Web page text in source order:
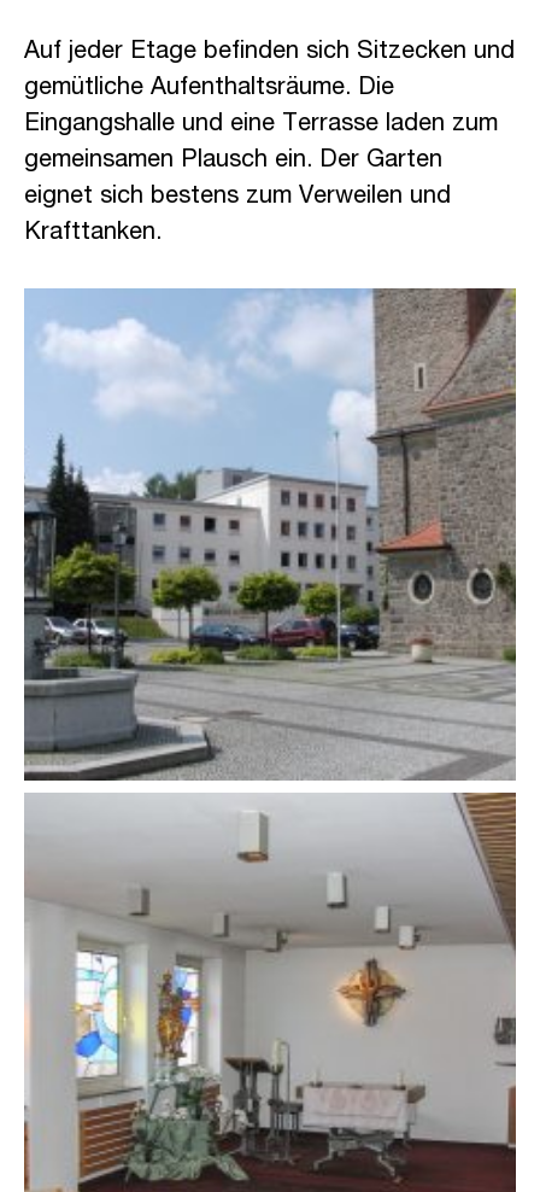
Auf jeder Etage befinden sich Sitzecken und
gemütliche Aufenthaltsräume. Die
Eingangshalle und eine Terrasse laden zum
gemeinsamen Plausch ein. Der Garten
eignet sich bestens zum Verweilen und
Krafttanken.